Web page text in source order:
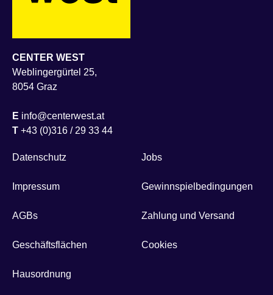
CENTER WEST
Weblingergürtel 25,
8054 Graz
E info@centerwest.at
T +43 (0)316 / 29 33 44
Datenschutz
Impressum
AGBs
Geschäftsflächen
Hausordnung
Jobs
Gewinnspielbedingungen
Zahlung und Versand
Cookies